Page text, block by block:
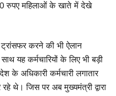
रुपए महिलाओं के खाते में देखे
करने की भी ऐलान
यह कर्मचारियों के लिए भी बड़ी
के अधिकारी कर्मचारी लगातार
थे। जिस पर अब मुख्यमंत्री द्वारा